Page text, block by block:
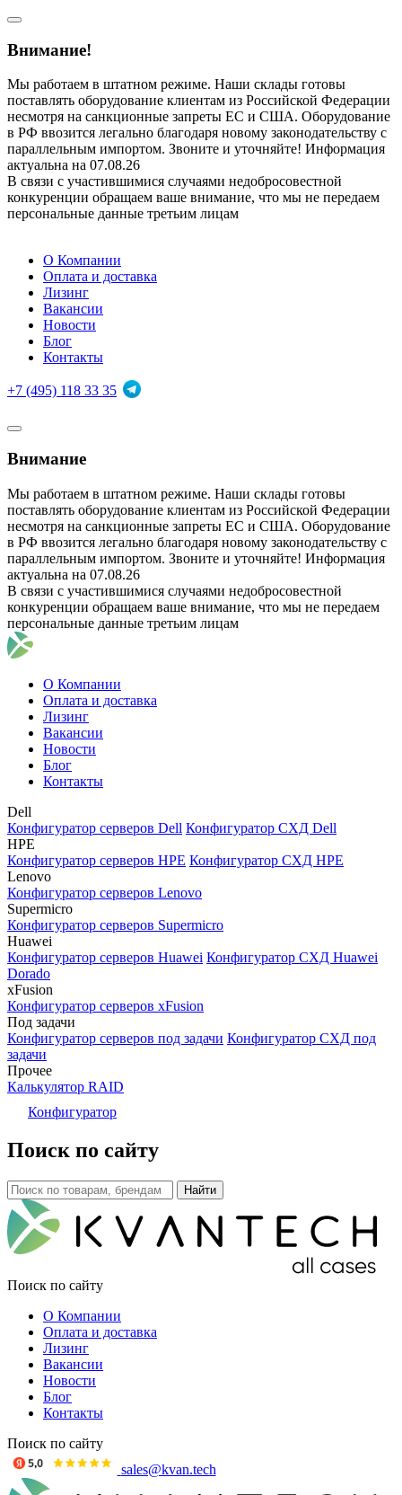
Внимание!
Мы работаем в штатном режиме. Наши склады готовы
поставлять оборудование клиентам из Российской Федерации
несмотря на санкционные запреты ЕС и США. Оборудование
в РФ ввозится легально благодаря новому законодательству с
параллельным импортом. Звоните и уточняйте! Информация
актуальна на 07.08.26
В связи с участившимися случаями недобросовестной
конкуренции обращаем ваше внимание, что мы не передаем
персональные данные третьим лицам
О Компании
Оплата и доставка
Лизинг
Вакансии
Новости
Блог
Контакты
+7 (495) 118 33 35
Внимание
Мы работаем в штатном режиме. Наши склады готовы
поставлять оборудование клиентам из Российской Федерации
несмотря на санкционные запреты ЕС и США. Оборудование
в РФ ввозится легально благодаря новому законодательству с
параллельным импортом. Звоните и уточняйте! Информация
актуальна на 07.08.26
В связи с участившимися случаями недобросовестной
конкуренции обращаем ваше внимание, что мы не передаем
персональные данные третьим лицам
О Компании
Оплата и доставка
Лизинг
Вакансии
Новости
Блог
Контакты
Dell
Конфигуратор серверов Dell Конфигуратор СХД Dell
HPE
Конфигуратор серверов HPE Конфигуратор СХД HPE
Lenovo
Конфигуратор серверов Lenovo
Supermicro
Конфигуратор серверов Supermicro
Huawei
Конфигуратор серверов Huawei Конфигуратор СХД Huawei
Dorado
xFusion
Конфигуратор серверов xFusion
Под задачи
Конфигуратор серверов под задачи Конфигуратор СХД под
задачи
Прочее
Калькулятор RAID
Конфигуратор
Поиск по сайту
Поиск по сайту
О Компании
Оплата и доставка
Лизинг
Вакансии
Новости
Блог
Контакты
Поиск по сайту
sales@kvan.tech